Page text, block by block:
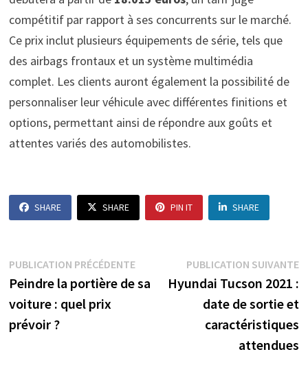
compétitif par rapport à ses concurrents sur le marché.
Ce prix inclut plusieurs équipements de série, tels que
des airbags frontaux et un système multimédia
complet. Les clients auront également la possibilité de
personnaliser leur véhicule avec différentes finitions et
options, permettant ainsi de répondre aux goûts et
attentes variés des automobilistes.
SHARE SHARE PIN IT SHARE
Navigation
de
l’article
PUBLICATION PRÉCÉDENTEPublication
précédente :
Peindre la portière de sa
voiture : quel prix
prévoir ?
PUBLICATION SUIVANTE
Hyundai Tucson 2021 :
date de sortie et
caractéristiques
attendues